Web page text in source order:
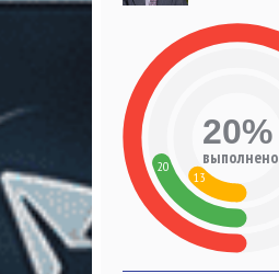
20
13
20%
выполнено